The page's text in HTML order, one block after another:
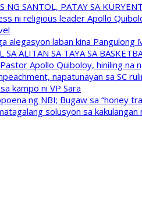
SANTOL, PATAY SA
ni religious leader Apollo
alegasyon laban kina
SA ALITAN SA TAYA SA
Apollo Quiboloy, hiniling na
napatunayan sa SC
kampo ni VP Sara
ng NBI; Bugaw sa “honey
solusyon sa